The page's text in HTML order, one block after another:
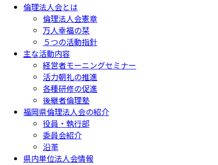
倫理法人会とは
倫理法人会憲章
万人幸福の栞
５つの活動指針
主な活動内容
経営者モーニングセミナー
活力朝礼の推進
各種研修の促進
後継者倫理塾
福岡県倫理法人会の紹介
役員・執行部
委員会紹介
沿革
県内単位法人会情報